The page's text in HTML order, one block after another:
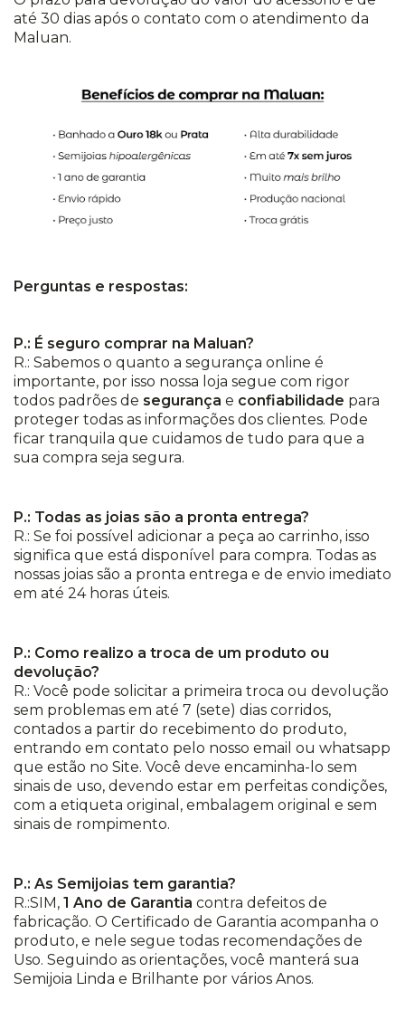
até 30 dias após o contato com o atendimento da
Maluan.
Perguntas e respostas:
P.: É seguro comprar na Maluan?
R.: Sabemos o quanto a segurança online é
importante, por isso nossa loja segue com rigor
todos padrões de segurança e confiabilidade para
proteger todas as informações dos clientes. Pode
ficar tranquila que cuidamos de tudo para que a
sua compra seja segura.
P.: Todas as joias são a pronta entrega?
R.: Se foi possível adicionar a peça ao carrinho, isso
significa que está disponível para compra. Todas as
nossas joias são a pronta entrega e de envio imediato
em até 24 horas úteis.
P.: Como realizo a troca de um produto ou
devolução?
R.: Você pode solicitar a primeira troca ou devolução
sem problemas em até 7 (sete) dias corridos,
contados a partir do recebimento do produto,
entrando em contato pelo nosso email ou whatsapp
que estão no Site. Você deve encaminha-lo sem
sinais de uso, devendo estar em perfeitas condições,
com a etiqueta original, embalagem original e sem
sinais de rompimento.
P.: As Semijoias tem garantia?
R.:SIM, 1 Ano de Garantia contra defeitos de
fabricação. O Certificado de Garantia acompanha o
produto, e nele segue todas recomendações de
Uso. Seguindo as orientações, você manterá sua
Semijoia Linda e Brilhante por vários Anos.